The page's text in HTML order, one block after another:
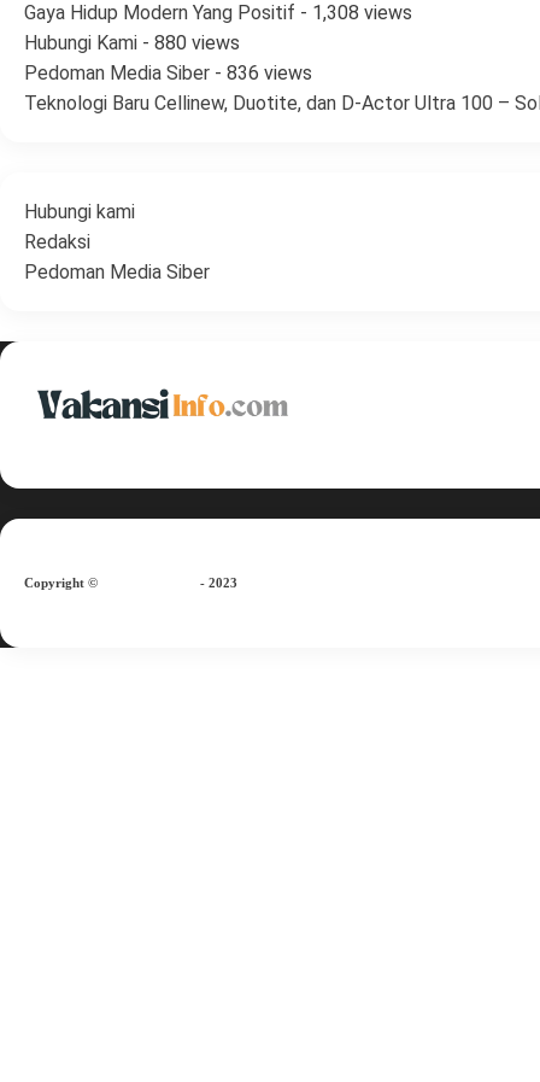
Gaya Hidup Modern Yang Positif - 1,308 views
Hubungi Kami - 880 views
Pedoman Media Siber - 836 views
Teknologi Baru Cellinew, Duotite, dan D-Actor Ultra 100 –
Hubungi kami
Redaksi
Pedoman Media Siber
Copyright © - 2023